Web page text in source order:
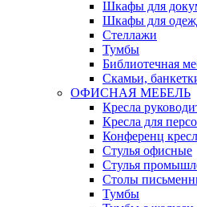
Шкафы для
Шкафы для
Стеллажи
Тумбы
Библиотечная
Скамьи,
ОФИСНАЯ МЕБЕЛЬ
Кресла
Кресла для
Конференц
Стулья офисные
Стулья
Столы
Тумбы